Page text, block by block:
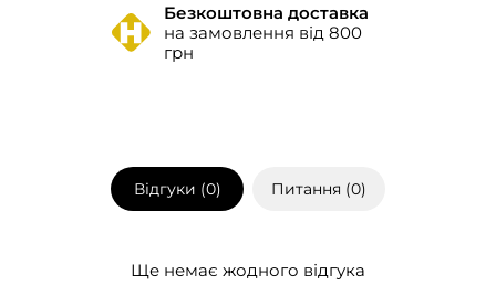
Безкоштовна доставка
на замовлення від 800
грн
Відгуки (0) Питання (0)
Ще немає жодного відгука